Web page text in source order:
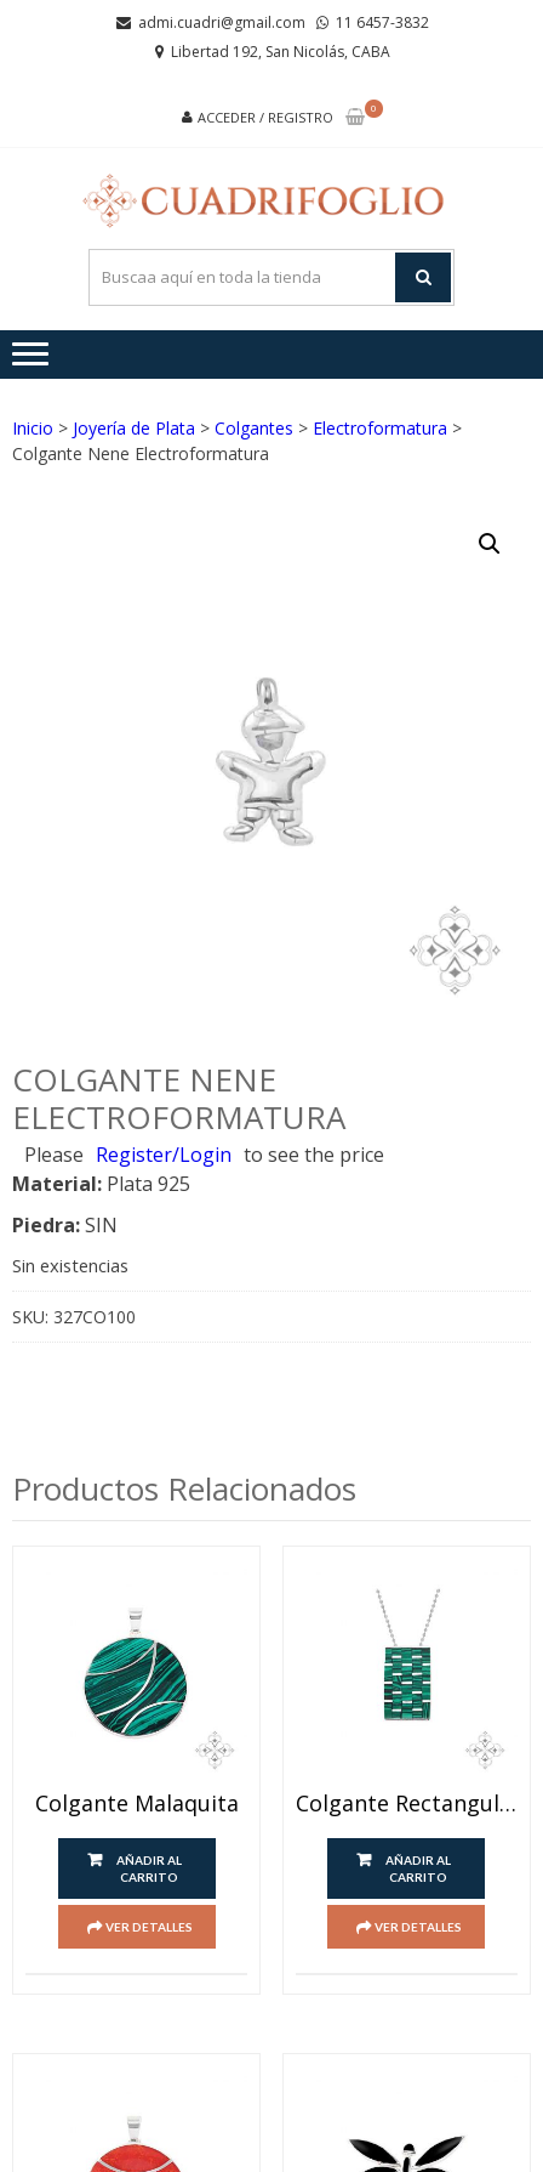
admi.cuadri@gmail.com
11 6457-3832
Libertad 192, San Nicolás, CABA
ACCEDER / REGISTRO
0
Inicio > Joyería de Plata > Colgantes > Electroformatura >
Colgante Nene Electroformatura
COLGANTE NENE
ELECTROFORMATURA
Please Register/Login to see the price
Material: Plata 925
Piedra:SIN
Sin existencias
SKU: 327CO100
Productos Relacionados
Colgante Malaquita
AÑADIR AL
CARRITO
VER DETALLES
Colgante Rectangular Ladrillos Malaquita
AÑADIR AL
CARRITO
VER DETALLES